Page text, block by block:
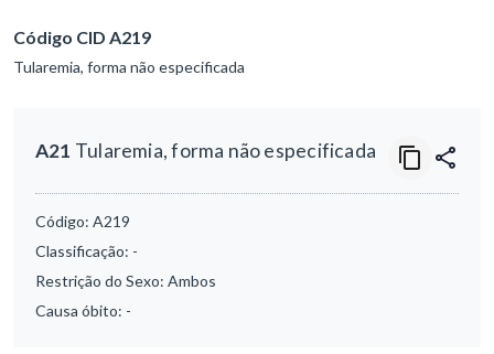
Código CID A219
Tularemia, forma não especificada
A21 Tularemia, forma não especificada
Código: A219
Classificação: -
Restrição do Sexo: Ambos
Causa óbito: -